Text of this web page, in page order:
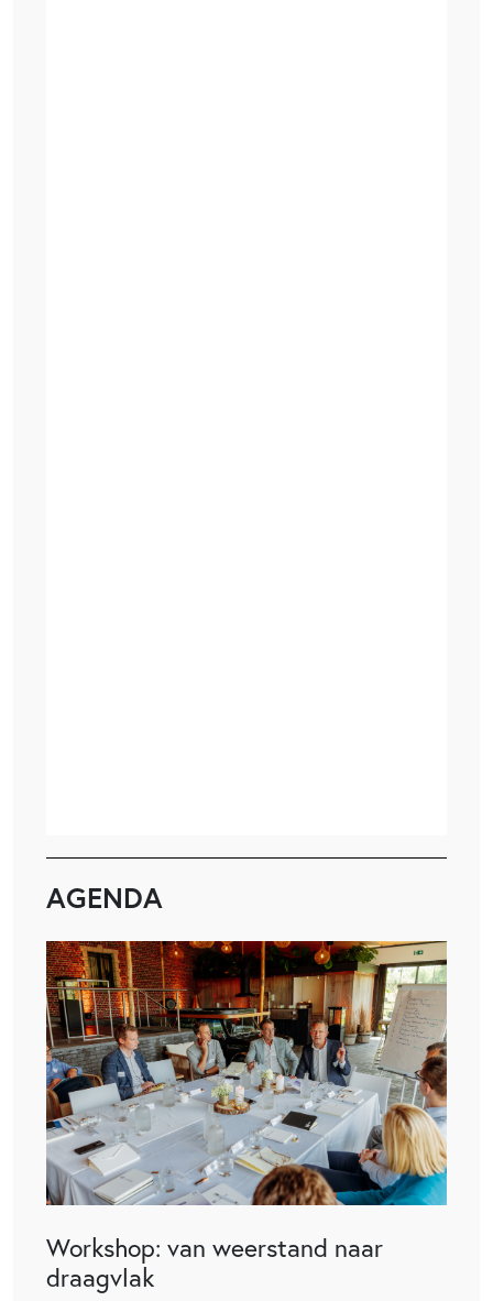
AGENDA
Workshop: van weerstand naar
draagvlak